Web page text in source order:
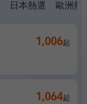
日本熱選 歐洲熱
1,006起
1,064起